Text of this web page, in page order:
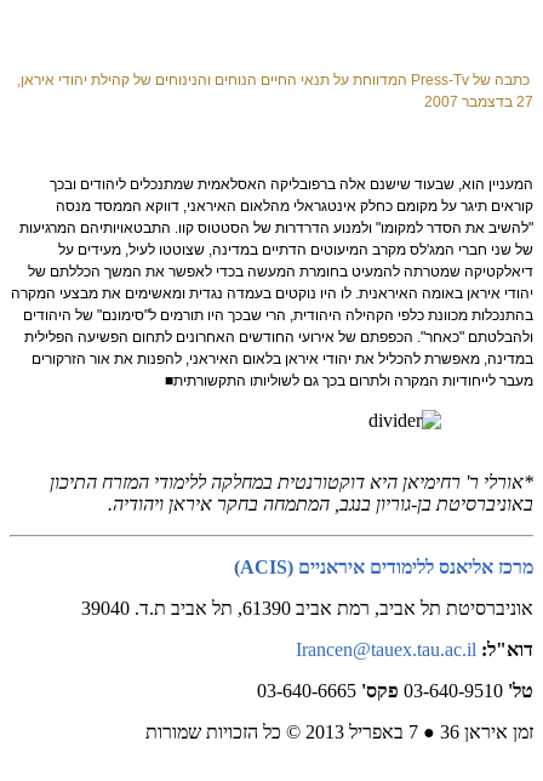
כתבה של Press-Tv המדווחת על תנאי החיים הנוחים והנינוחים של קהילת יהודי איראן,
27 בדצמבר 2007
המעניין הוא, שבעוד שישנם אלה ברפובליקה האסלאמית שמתנכלים ליהודים ובכך
קוראים תיגר על מקומם כחלק אינטגראלי מהלאום האיראני, דווקא הממסד מנסה
"להשיב את הסדר למקומו" ולמנוע הדרדרות של הסטטוס קוו. התבטאויותיהם המרגיעות
של שני חברי המג'לס מקרב המיעוטים הדתיים במדינה, שצוטטו לעיל, מעידים על
דיאלקטיקה שמטרתה להמעיט בחומרת המעשה בכדי לאפשר את המשך הכללתם של
יהודי איראן באומה האיראנית. לו היו נוקטים בעמדה נגדית ומאשימים את מבצעי המקרה
בהתנכלות מכוונת כלפי הקהילה היהודית, הרי שבכך היו תורמים ל"סימונם" של היהודים
ולהבלטתם "כאחר". הכפפתם של אירועי החודשים האחרונים לתחום הפשיעה הפלילית
במדינה, מאפשרת להכליל את יהודי איראן בלאום האיראני, להפנות את אור הזרקורים
מעבר לייחודיות המקרה ולתרום בכך גם לשוליותו התקשורתית■
*אורלי ר' רחימיאן היא דוקטורנטית במחלקה ללימודי המזרח התיכון
באוניברסיטת בן-גוריון בנגב, המתמחה בחקר איראן ויהודיה.
מרכז אליאנס ללימודים איראניים (ACIS)
אוניברסיטת תל אביב, רמת אביב 61390, תל אביב ת.ד. 39040
דוא"ל: Irancen@tauex.tau.ac.il
טל'
פקס'
זמן איראן 36 ● 7 באפריל 2013 © כל הזכויות שמורות